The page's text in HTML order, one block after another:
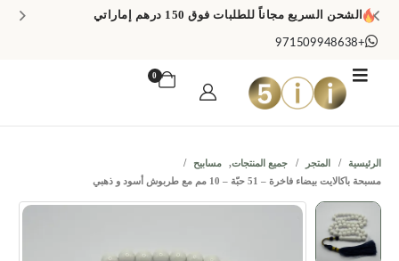
الشحن السريع مجاناً للطلبات فوق 150 درهم إماراتي
+971509948638
0
الرئيسية المتجر جميع المنتجات,
مسابيح
مسبحة باكالايت بيضاء فاخرة – 51 حبّة – 10 مم مع طربوش أسود و ذهبي